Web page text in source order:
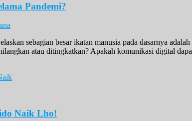
Pandemi?
sebagian besar ikatan manusia pada dasarnya
atau ditingkatkan? Apakah komunikasi digital
Naik Lho!